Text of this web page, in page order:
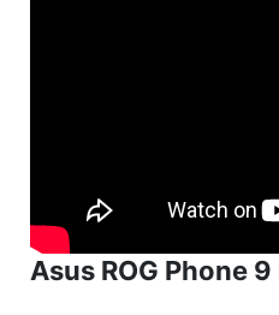
Asus ROG Phone